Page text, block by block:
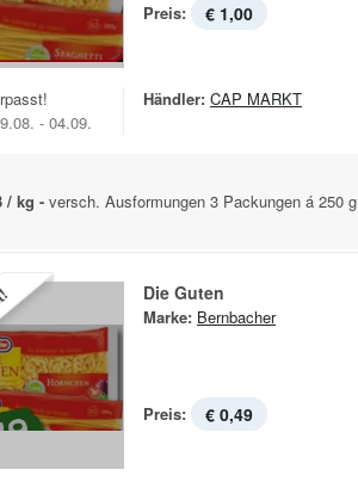
Preis: € 1,00
- 04.09.
Händler: CAP MARKT
/ kg - versch. Ausformungen 3 Packungen á 250 g
Die Guten
Marke: Bernbacher
Preis: € 0,49